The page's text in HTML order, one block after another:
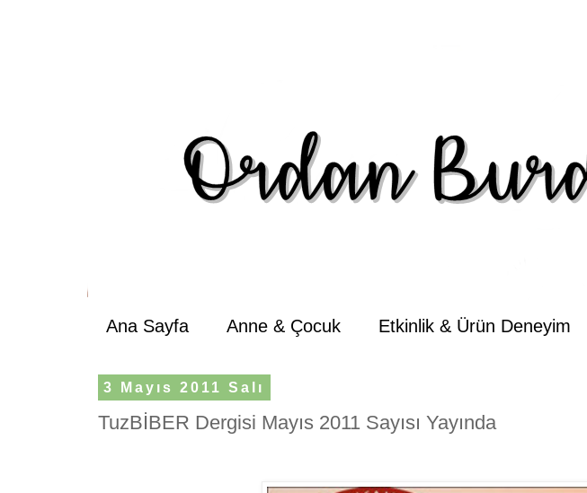
Ana Sayfa Anne & Çocuk Etkinlik & Ürün Deneyim
3 Mayıs 2011 Salı
TuzBİBER Dergisi Mayıs 2011 Sayısı Yayında